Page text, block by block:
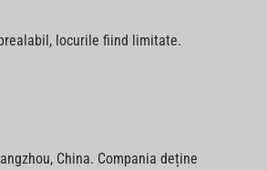
locurile fiind limitate.
China. Compania deține